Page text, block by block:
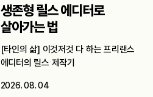
생존형 릴스 에디터로
살아가는 법
[타인의 삶] 이것저것 다 하는 프리랜스
에디터의 릴스 제작기
2026. 08. 04